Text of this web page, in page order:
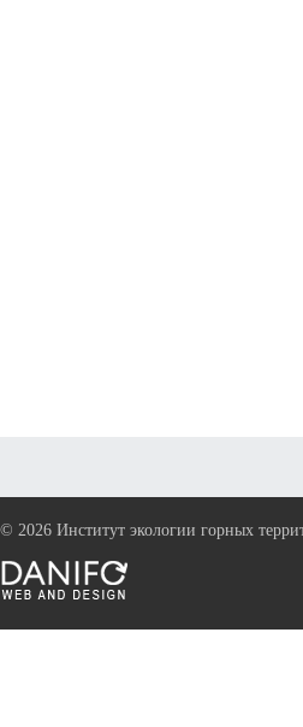
© 2026 Институт экологии горных